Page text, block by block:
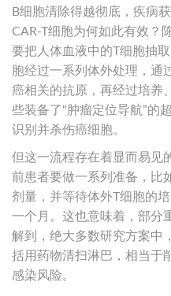
B细胞清除得越彻底，疾病
CAR-T细胞为何如此有效？
要把人体血液中的T细胞抽
胞经过一系列体外处理，通
癌相关的抗原，再经过培养
些装备了“肿瘤定位导航”的
识别并杀伤癌细胞。
但这一流程存在着显而易见
前患者要做一系列准备，比
剂量，并等待体外T细胞的
一个月。这也意味着，部分
解到，绝大多数研究方案中
括用药物清扫淋巴，相当于
感染风险。